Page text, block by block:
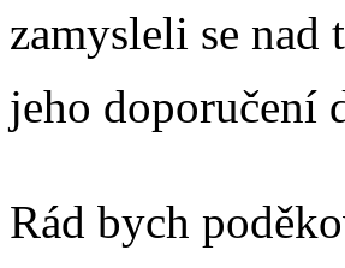
zamysleli se nad
jeho doporučení
Rád bych